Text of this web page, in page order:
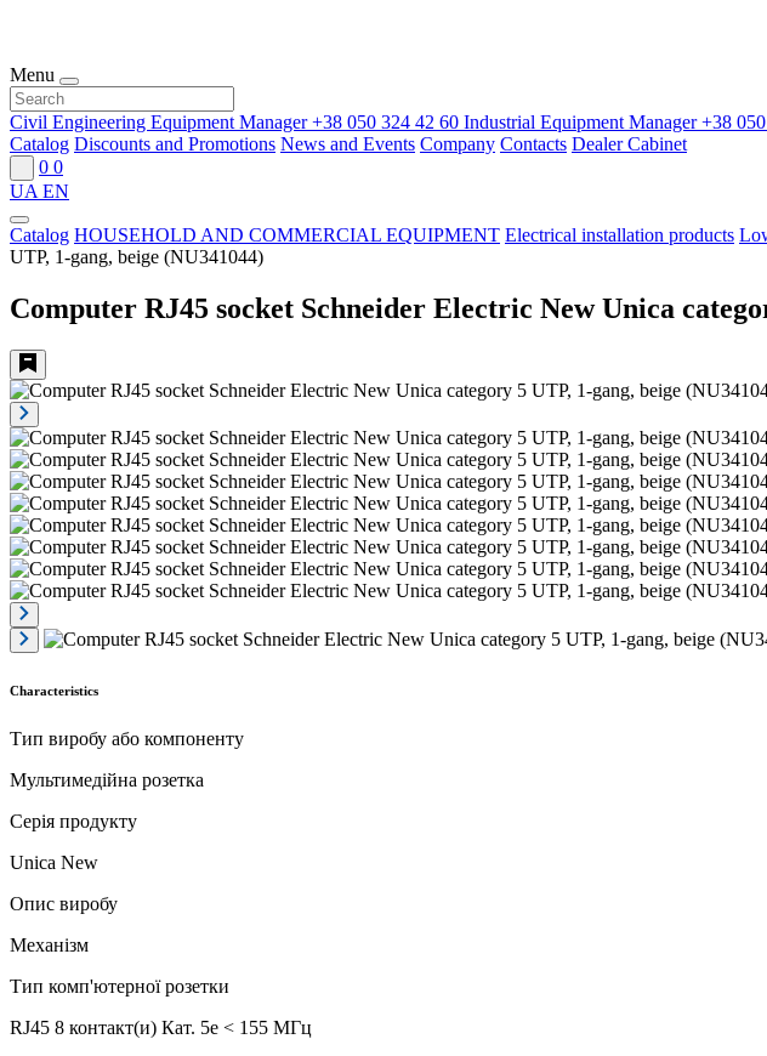
Menu
Civil Engineering Equipment Manager+38 050 324 42 60 Industrial Equipment Manager+38
Catalog Discounts and Promotions News and Events Company Contacts Dealer Cabinet
0 0
UA EN
Catalog HOUSEHOLD AND COMMERCIAL EQUIPMENT Electrical installation products
UTP, 1-gang, beige (NU341044)
Computer RJ45 socket Schneider Electric New Unica
Characteristics
Тип виробу або компоненту
Мультимедійна розетка
Серія продукту
Unica New
Опис виробу
Механізм
Тип комп'ютерної розетки
RJ45 8 контакт(и) Кат. 5e < 155 МГц